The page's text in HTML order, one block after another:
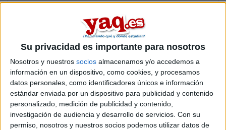
Su privacidad es importante para nosotros
Nosotros y nuestros socios almacenamos y/o accedemos a
información en un dispositivo, como cookies, y procesamos
datos personales, como identificadores únicos e información
estándar enviada por un dispositivo para publicidad y contenido
personalizado, medición de publicidad y contenido,
investigación de audiencia y desarrollo de servicios. Con su
permiso, nosotros y nuestros socios podemos utilizar datos de
Sobre ti
Soy:*
Chico